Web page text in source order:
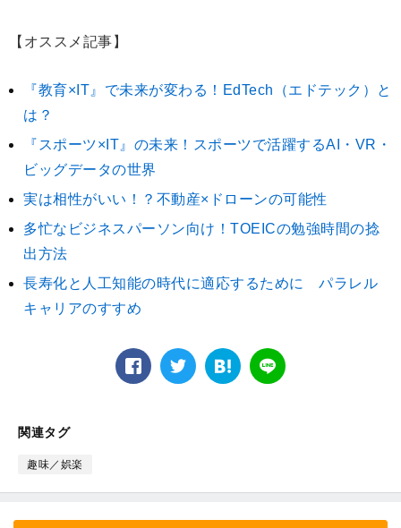
【オススメ記事】
『教育×IT』で未来が変わる！EdTech（エドテック）と
は？
『スポーツ×IT』の未来！スポーツで活躍するAI・VR・
ビッグデータの世界
実は相性がいい！？不動産×ドローンの可能性
多忙なビジネスパーソン向け！TOEICの勉強時間の捻
出方法
長寿化と人工知能の時代に適応するために パラレル
キャリアのすすめ
facebook
twitterは
ー
ク
LINE
関連タグ
趣味／娯楽